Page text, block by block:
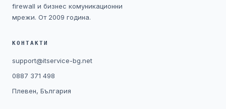
firewall и бизнес комуникационни
мрежи. От 2009 година.
КОНТАКТИ
support@itservice-bg.net
0887 371 498
Плевен, България